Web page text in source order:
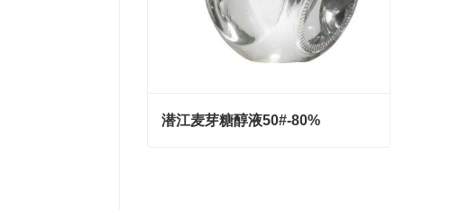
潜江麦芽糖醇液50#-80%